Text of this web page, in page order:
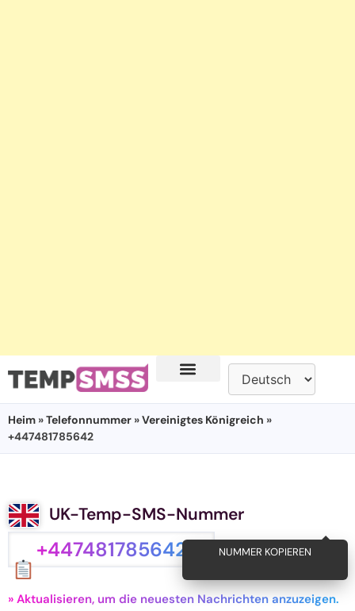
Heim »Telefonnummer »Vereinigtes Königreich »
+447481785642
UK-Temp-SMS-Nummer
+447481785642 NUMMER KOPIEREN
» Aktualisieren, um die neuesten Nachrichten anzuzeigen.